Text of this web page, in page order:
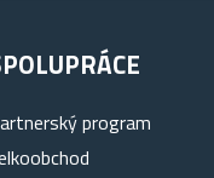
program